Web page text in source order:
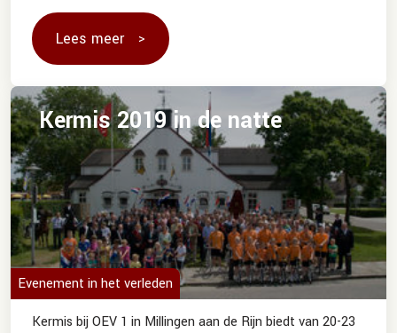
Lees meer
Evenement in het verleden
Kermis 2019 in de natte
Kermis bij OEV 1 in Millingen aan de Rijn biedt van 20-23